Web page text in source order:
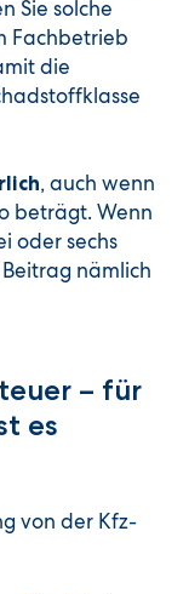
Sie solche
Fachbetrieb
die
, auch wenn
beträgt. Wenn
oder sechs
nämlich
– für
es
von der Kfz-